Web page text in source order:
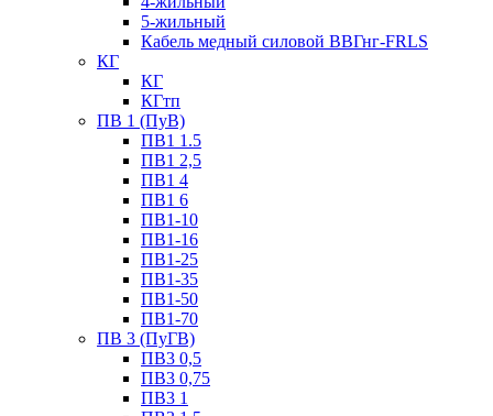
5-жильный
Кабель медный силовой ВВГнг-FRLS
КГ
КГ
КГтп
ПВ 1 (ПуВ)
ПВ1 1.5
ПВ1 2,5
ПВ1 4
ПВ1 6
ПВ1-10
ПВ1-16
ПВ1-25
ПВ1-35
ПВ1-50
ПВ1-70
ПВ 3 (ПуГВ)
ПВ3 0,5
ПВ3 0,75
ПВ3 1